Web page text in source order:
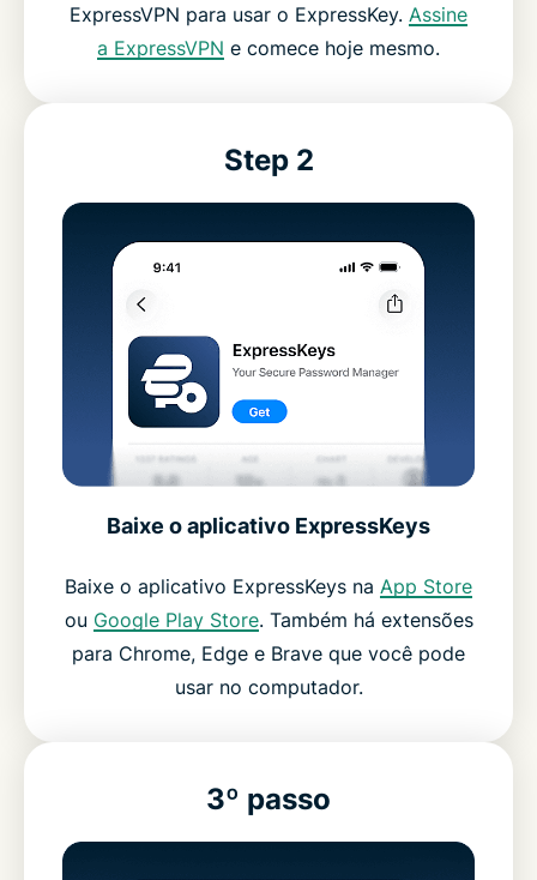
ExpressVPN para usar o ExpressKey. Assine
a ExpressVPN e comece hoje mesmo.
Step 2
Baixe o aplicativo ExpressKeys
Baixe o aplicativo ExpressKeys na App Store
ou Google Play Store. Também há extensões
para Chrome, Edge e Brave que você pode
usar no computador.
3º passo